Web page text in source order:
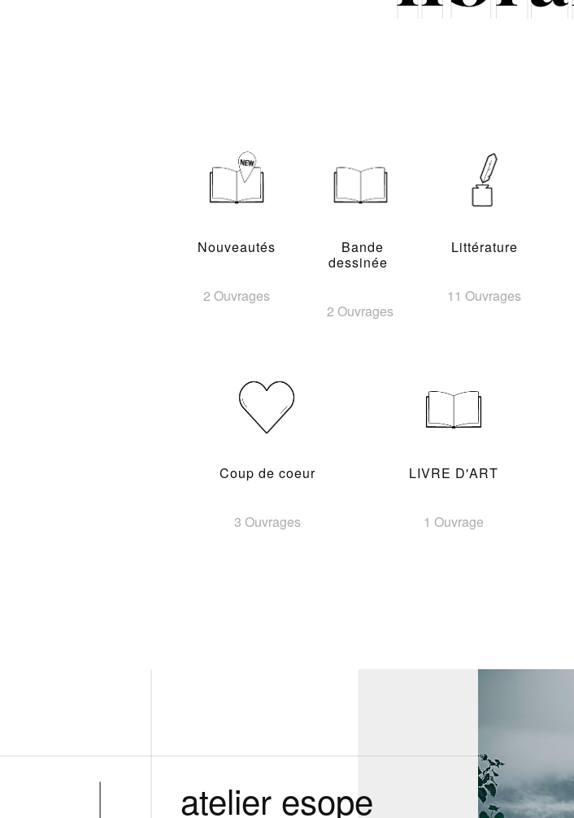
Nouveautés
2 Ouvrages
Bande
dessinée
2 Ouvrages
Littérature
11 Ouvrages
Coup de coeur
3 Ouvrages
LIVRE D'ART
1 Ouvrage
atelier esope